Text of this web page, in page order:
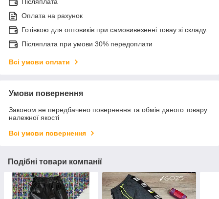
Оплата на рахунок
Готівкою для оптовиків при самовивезенні товау зі складу.
Післяплата при умови 30% передоплати
Всі умови оплати
Умови повернення
Законом не передбачено повернення та обмін даного товару
належної якості
Всі умови повернення
Подібні товари компанії